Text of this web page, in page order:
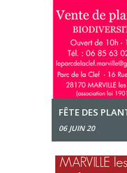
FÊTE DES
06 JUIN 20